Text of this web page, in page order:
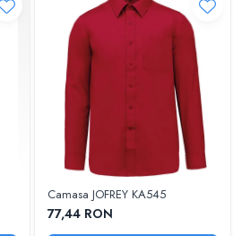
Camasa JOFREY KA545
77,44 RON